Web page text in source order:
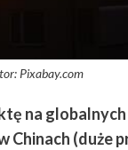
Pixabay.com
na
Chinach (duże